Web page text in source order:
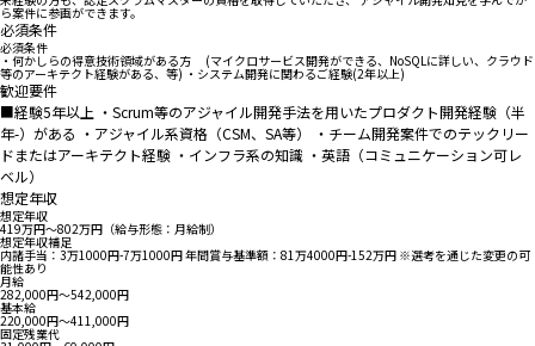
ら案件に参画ができます。
必須条件
必須条件
・何かしらの得意技術領域がある方 (マイクロサービス開発ができる、NoSQLに詳しい、クラウド
等のアーキテクト経験がある、等) ・システム開発に関わるご経験(2年以上)
歓迎要件
■経験5年以上 ・Scrum等のアジャイル開発手法を用いたプロダクト開発経験（半
年-）がある ・アジャイル系資格（CSM、SA等） ・チーム開発案件でのテックリー
ドまたはアーキテクト経験 ・インフラ系の知識 ・英語（コミュニケーション可レ
ベル）
想定年収
想定年収
419万円〜802万円（給与形態：月給制）
想定年収補足
内諸手当：3万1000円-7万1000円 年間賞与基準額：81万4000円-152万円 ※選考を通じた変更の可
能性あり
月給
282,000円〜542,000円
基本給
220,000円〜411,000円
固定残業代